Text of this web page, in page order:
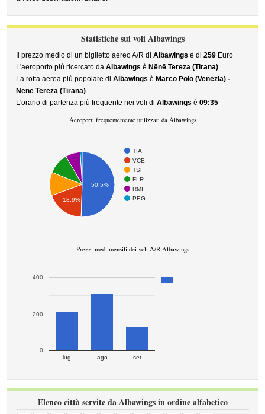
Statistiche sui voli Albawings
Il prezzo medio di un biglietto aereo A/R diAlbawings è di259 Euro
L'aeroporto più ricercato daAlbawings è Nënë Tereza (Tirana)
La rotta aerea più popolare diAlbawings è Marco Polo (Venezia) -
Nënë Tereza (Tirana)
L'orario di partenza più frequente nei voli diAlbawings è09:35
Aeroporti frequentemente utilizzati da Albawings
TIA
VCE
TSF
FLR
RMI
PEG
18.9%
50.5%
Prezzi medi mensili dei voli A/R Albawings
lug ago set
0
200
400
Elenco città servite da Albawings in ordine alfabetico